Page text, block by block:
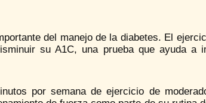
del manejo de la diabetes. El
su A1C, una prueba que ayuda a
por semana de ejercicio de